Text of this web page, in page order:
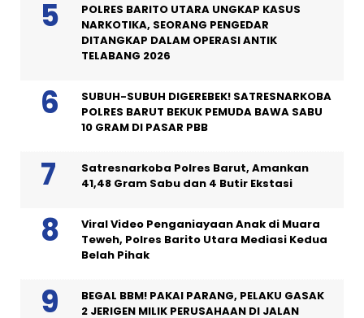
POLRES BARITO UTARA UNGKAP KASUS
NARKOTIKA, SEORANG PENGEDAR
DITANGKAP DALAM OPERASI ANTIK
TELABANG 2026
SUBUH-SUBUH DIGEREBEK! SATRESNARKOBA
POLRES BARUT BEKUK PEMUDA BAWA SABU
10 GRAM DI PASAR PBB
Satresnarkoba Polres Barut, Amankan
41,48 Gram Sabu dan 4 Butir Ekstasi
Viral Video Penganiayaan Anak di Muara
Teweh, Polres Barito Utara Mediasi Kedua
Belah Pihak
BEGAL BBM! PAKAI PARANG, PELAKU GASAK
2 JERIGEN MILIK PERUSAHAAN DI JALAN